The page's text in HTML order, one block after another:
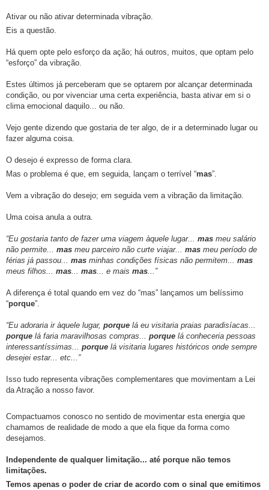
Ativar ou não ativar determinada vibração.
Eis a questão.
Há quem opte pelo esforço da ação; há outros, muitos, que optam pelo
“esforço” da vibração.
Estes últimos já perceberam que se optarem por alcançar determinada
condição, ou por vivenciar uma certa experiência, basta ativar em si o
clima emocional daquilo... ou não.
Vejo gente dizendo que gostaria de ter algo, de ir a determinado lugar ou
fazer alguma coisa.
O desejo é expresso de forma clara.
Mas o problema é que, em seguida, lançam o terrível “mas”.
Vem a vibração do desejo; em seguida vem a vibração da limitação.
Uma coisa anula a outra.
“Eu gostaria tanto de fazer uma viagem àquele lugar... mas meu salário
não permite... mas meu parceiro não curte viajar... mas meu período de
férias já passou... mas minhas condições físicas não permitem... mas
meus filhos... mas... mas... e mais mas...”
A diferença é total quando em vez do “mas” lançamos um belíssimo
“porque”.
“Eu adoraria ir àquele lugar, porque lá eu visitaria praias paradisíacas...
porque lá faria maravilhosas compras... porque lá conheceria pessoas
interessantíssimas... porque lá visitaria lugares históricos onde sempre
desejei estar... etc...”
Isso tudo representa vibrações complementares que movimentam a Lei
da Atração a nosso favor.
Compactuamos conosco no sentido de movimentar esta energia que
chamamos de realidade de modo a que ela fique da forma como
desejamos.
Independente de qualquer limitação... até porque não temos
limitações.
Temos apenas o poder de criar de acordo com o sinal que emitimos